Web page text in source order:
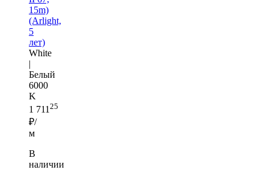
15m)
(Arlight,
5
лет)
White
|
Белый
6000
K
1 711 25
₽/
м
В
наличии